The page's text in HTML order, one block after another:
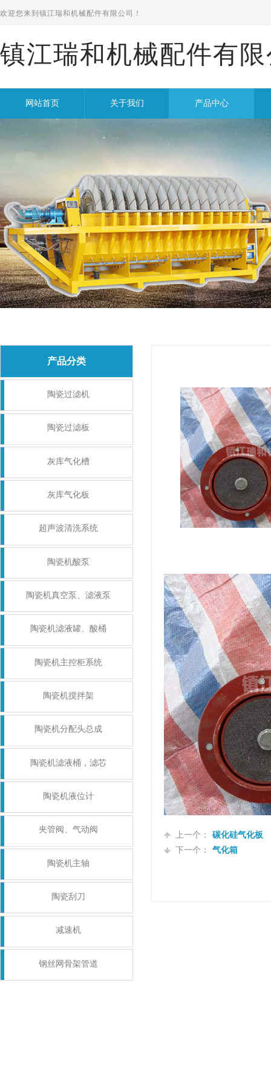
欢迎您来到 镇江瑞和机械配件有限公司！
镇江瑞和机械配件有
网站首页 关于我们 产品中心
上一个：
碳化硅气化板
下一个：
气化箱
产品分类
陶瓷过滤机
陶瓷过滤板
灰库气化槽
灰库气化板
超声波清洗系统
陶瓷机酸泵
陶瓷机真空泵、滤液泵
陶瓷机滤液罐、酸桶
陶瓷机主控柜系统
陶瓷机搅拌架
陶瓷机分配头总成
陶瓷机滤液桶，滤芯
陶瓷机液位计
夹管阀、气动阀
陶瓷机主轴
陶瓷刮刀
减速机
钢丝网骨架管道